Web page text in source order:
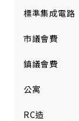
標準集成電路
市議會費
鎮議會費
公寓
RC造